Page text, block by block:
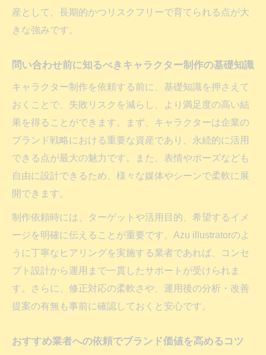
問い合わせ増加につながるキャラクター活
用事例
性
キャラクター制作会社との連携でブランド
力を強化
キャラクターデザイン会社大手に依頼する
メリット
SNS拡散を狙ったキャラクター制作の魅力
キャラクター制作依頼でSNS認知度を拡大
する秘訣
問い合わせ増加を叶えるSNS向けキャラク
ター制作
SNS活用で話題化するキャラクター制作会
社の選び方
キャラクター制作とSNS拡散の成功事例を
紹介
依頼の流れ
産として、長期的かつリスクフリーで育てられる点が大
きな強みです。
問い合わせ前に知るべきキャラクター制作の基礎知識
キャラクター制作を依頼する前に、基礎知識を押さえて
おくことで、失敗リスクを減らし、より満足度の高い結
果を得ることができます。まず、キャラクターは企業の
ブランド戦略における重要な資産であり、永続的に活用
できる点が最大の魅力です。また、表情やポーズなども
自由に設計できるため、様々な媒体やシーンで柔軟に展
開できます。
制作依頼時には、ターゲットや活用目的、希望するイメ
ージを明確に伝えることが重要です。Azu illustratorのよ
うに丁寧なヒアリングを実施する業者であれば、コンセ
プト設計から運用まで一貫したサポートが受けられま
す。さらに、修正対応の柔軟さや、運用後の分析・改善
提案の有無も事前に確認しておくと安心です。
おすすめ業者への依頼でブランド価値を高めるコツ